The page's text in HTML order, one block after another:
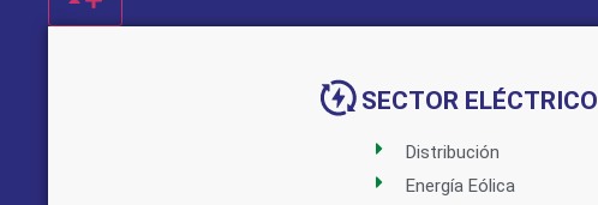
SECTOR ELÉCTRICO
Distribución
Energía Eólica